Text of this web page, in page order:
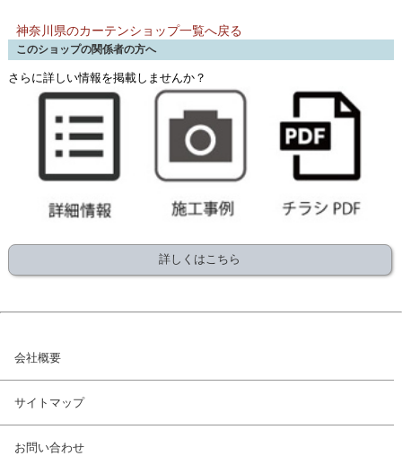
神奈川県のカーテンショップ一覧へ戻る
このショップの関係者の方へ
さらに詳しい情報を掲載しませんか？
詳しくはこちら
会社概要
サイトマップ
お問い合わせ